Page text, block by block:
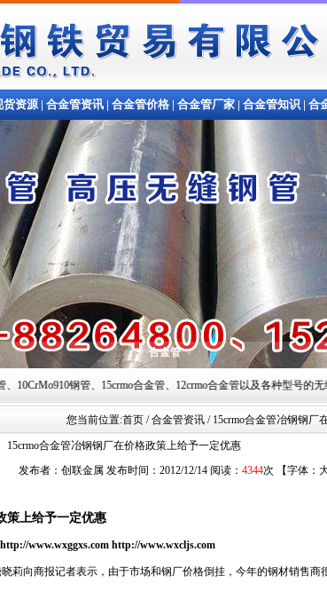
货资源| 合金管资讯 | 合金管价格 | 合金管厂家 | 合金管知识 | 合
合金管
钢管、15crmo合金管、12crmo合金管以及各种型号的
您当前位置:首页 / 合金管资讯 / 15crmo合金管冶钢钢厂
15crmo合金管冶钢钢厂在价格政策上给予一定优惠
发布者：创联金属 发布时间：2012/12/14 阅读： 4344次 【字体：
策上给予一定优惠
www.wxggxs.com http://www.wxcljs.com
莉向商报记者表示，由于市场和钢厂价格倒挂，今年的钢材销售商